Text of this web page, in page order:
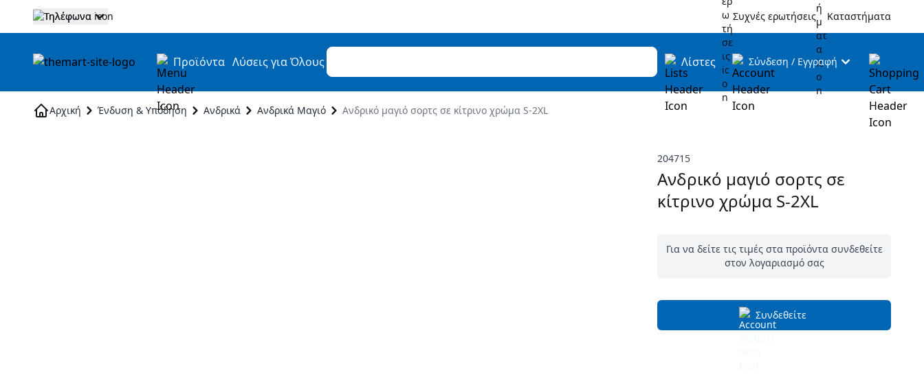
Τηλέφωνα Συχνές ερωτήσεις Καταστήματα
Προϊόντα Λύσεις για Όλους Λίστες Σύνδεση / Εγγραφή
Αρχική Ένδυση & Υπόδηση Ανδρικά Ανδρικά Μαγιό Ανδρικό μαγιό σορτς σε κίτρινο χρώμα S-2XL
204715
Ανδρικό μαγιό σορτς σε
κίτρινο χρώμα S-2XL
Για να δείτε τις τιμές στα προϊόντα συνδεθείτε
στον λογαριασμό σας
Συνδεθείτε